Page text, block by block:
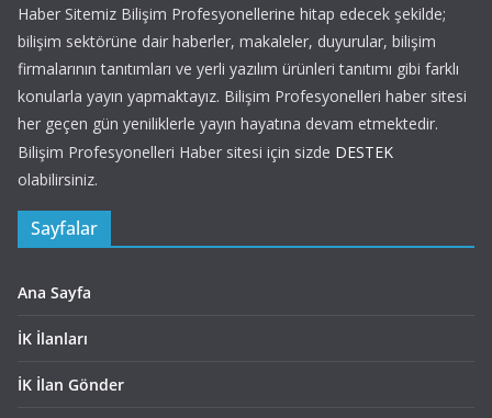
Haber Sitemiz Bilişim Profesyonellerine hitap edecek şekilde;
bilişim sektörüne dair haberler, makaleler, duyurular, bilişim
firmalarının tanıtımları ve yerli yazılım ürünleri tanıtımı gibi farklı
konularla yayın yapmaktayız. Bilişim Profesyonelleri haber sitesi
her geçen gün yeniliklerle yayın hayatına devam etmektedir.
Bilişim Profesyonelleri Haber sitesi için sizde DESTEK
olabilirsiniz.
Sayfalar
Ana Sayfa
İK İlanları
İK İlan Gönder